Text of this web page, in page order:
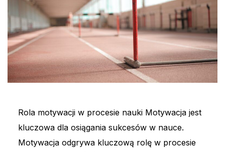
Rola motywacji w procesie nauki Motywacja jest
kluczowa dla osiągania sukcesów w nauce.
Motywacja odgrywa kluczową rolę w procesie